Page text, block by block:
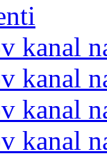
kanal
kanal
kanal
kanal